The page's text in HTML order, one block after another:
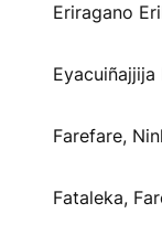
Eriragano
Eyacuiñajjija
Farefare,
Fataleka,